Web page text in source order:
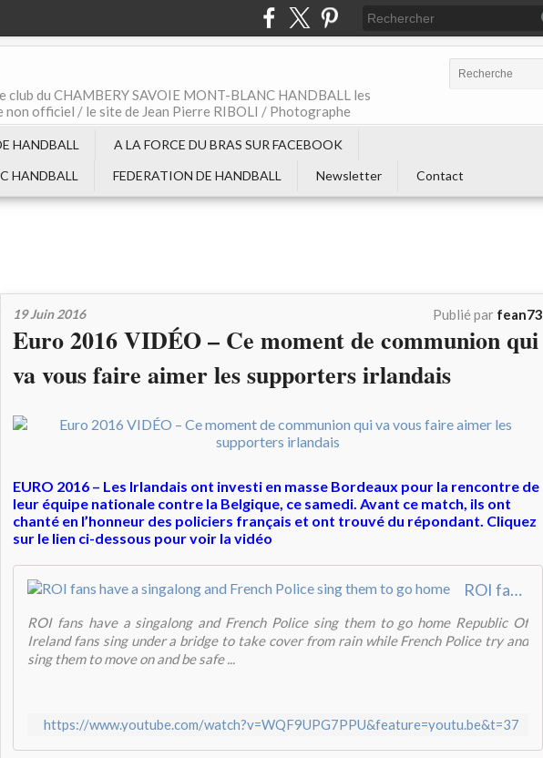
du CHAMBERY SAVOIE MONT-BLANC HANDBALL les
officiel / le site de Jean Pierre RIBOLI / Photographe
HANDBALL
A LA FORCE DU BRAS SUR FACEBOOK
HANDBALL
FEDERATION DE HANDBALL Newsletter Contact
19 Juin 2016 Publié par fean73
Euro 2016 VIDÉO – Ce moment de communion qui
va vous faire aimer les supporters irlandais
EURO 2016 – Les Irlandais ont investi en masse Bordeaux pour la rencontre de
leur équipe nationale contre la Belgique, ce samedi. Avant ce match, ils ont
chanté en l’honneur des policiers français et ont trouvé du répondant. Cliquez
sur le lien ci-dessous pour voir la vidéo
ROI fans have a singalong and French Police sing them to go home
ROI fans have a singalong and French Police sing them to go home Republic Of
Ireland fans sing under a bridge to take cover from rain while French Police try and
sing them to move on and be safe ...
https://www.youtube.com/watch?v=WQF9UPG7PPU&feature=youtu.be&t=37